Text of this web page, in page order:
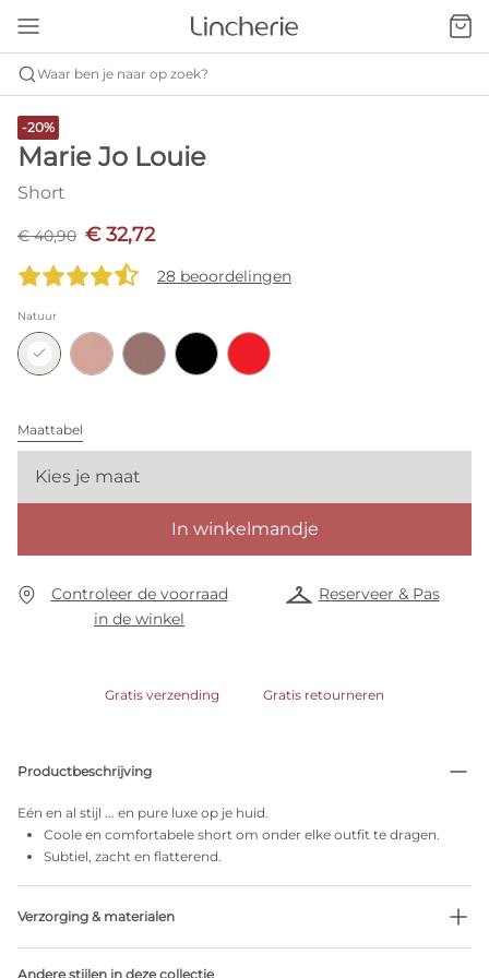
Waar ben je naar op zoek?
-20%
Marie Jo Louie
Short
€ 40,90 € 32,72
28 beoordelingen
Natuur
Maattabel
Kies je maat
In winkelmandje
Controleer de voorraad
in de winkel
Reserveer & Pas
Gratis verzending Gratis retourneren
Productbeschrijving
Eén en al stijl ... en pure luxe op je huid.
Coole en comfortabele short om onder elke outfit te dragen.
Subtiel, zacht en flatterend.
Verzorging & materialen
Andere stijlen in deze collectie